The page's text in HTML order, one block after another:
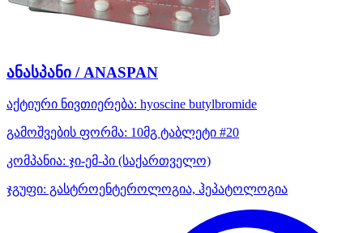
ანასპანი / ANASPAN
აქტიური ნივთიერება: hyoscine butylbromide
გამოშვების ფორმა: 10მგ ტაბლეტი #20
კომპანია: ჯი-ემ-პი (საქართველო)
ჯგუფი: გასტროენტეროლოგია, ჰეპატოლოგია